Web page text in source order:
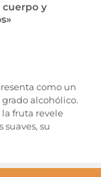
cuerpo y
como un
alcohólico.
la fruta revele
suaves, su